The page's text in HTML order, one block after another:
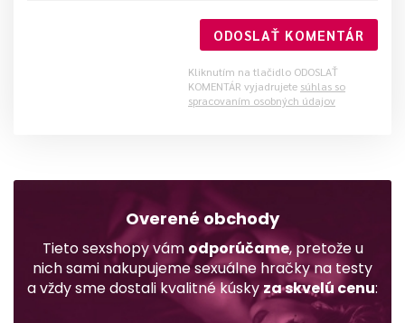
ODOSLAŤ KOMENTÁR
Kliknutím na tlačidlo ODOSLAŤ
KOMENTÁR vyjadrujete súhlas so
spracovaním osobných údajov
Overené obchody
Tieto sexshopy vám odporúčame, pretože u
nich sami nakupujeme sexuálne hračky na testy
a vždy sme dostali kvalitné kúskyza skvelú cenu: